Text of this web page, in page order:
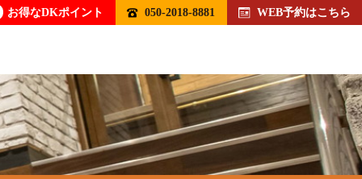
お得なDKポイント 050-2018-8881 WEB予約はこちら